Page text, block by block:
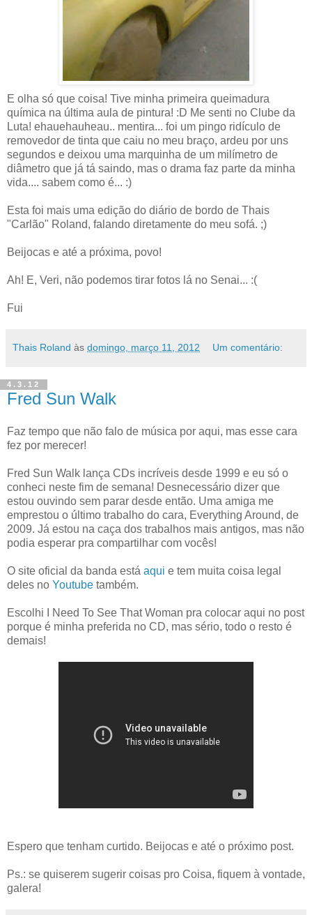
E olha só que coisa! Tive minha primeira queimadura
química na última aula de pintura! :D Me senti no Clube da
Luta! ehauehauheau.. mentira... foi um pingo ridículo de
removedor de tinta que caiu no meu braço, ardeu por uns
segundos e deixou uma marquinha de um milímetro de
diâmetro que já tá saindo, mas o drama faz parte da minha
vida.... sabem como é... :)
Esta foi mais uma edição do diário de bordo de Thais
"Carlão" Roland, falando diretamente do meu sofá. ;)
Beijocas e até a próxima, povo!
Ah! E, Veri, não podemos tirar fotos lá no Senai... :(
Fui
Thais Roland às domingo, março 11, 2012 Um comentário:
4.3.12
Fred Sun Walk
Faz tempo que não falo de música por aqui, mas esse cara
fez por merecer!
Fred Sun Walk lança CDs incríveis desde 1999 e eu só o
conheci neste fim de semana! Desnecessário dizer que
estou ouvindo sem parar desde então. Uma amiga me
emprestou o último trabalho do cara, Everything Around, de
2009. Já estou na caça dos trabalhos mais antigos, mas não
podia esperar pra compartilhar com vocês!
O site oficial da banda está aqui e tem muita coisa legal
deles no Youtube também.
Escolhi I Need To See That Woman pra colocar aqui no post
porque é minha preferida no CD, mas sério, todo o resto é
demais!
Espero que tenham curtido. Beijocas e até o próximo post.
Ps.: se quiserem sugerir coisas pro Coisa, fiquem à vontade,
galera!